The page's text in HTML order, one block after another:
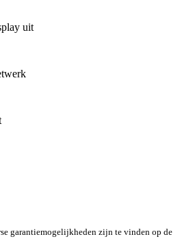
uit
garantiemogelijkheden zijn te vinden op de